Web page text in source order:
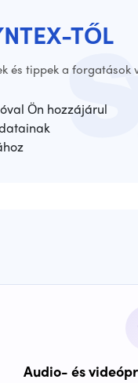
TŐL
és tippek a forgatások
Ön hozzájárul
Audio- és